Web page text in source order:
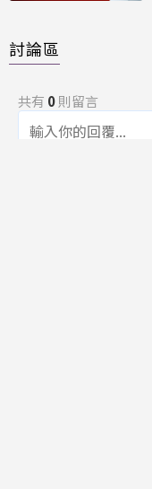
討論區
共有 0則留言